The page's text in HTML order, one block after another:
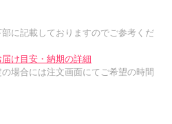
に記載しておりますのでご参考くだ
け目安・納期の詳細
場合には注文画面にてご希望の時間